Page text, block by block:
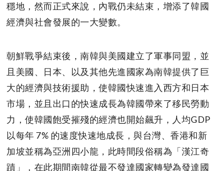
穩地，然而正式來說，內戰仍未結束，增添了韓國
經濟與社會發展的一大變數。
朝鮮戰爭結束後，南韓與美國建立了軍事同盟，並
且美國、日本、以及其他先進國家為南韓提供了巨
大的經濟與技術援助，使韓國快速進入西方和日本
市場，並且出口的快速成長為韓國帶來了移民勞動
力，使韓國飽受摧殘的經濟也開始飆升，人均GDP
以每年 7% 的速度快速地成長，與台灣、香港和新
加坡並稱為亞洲四小龍，此時間段俗稱為「漢江奇
蹟」，在此期間南韓從最不發達國家轉變為發達國